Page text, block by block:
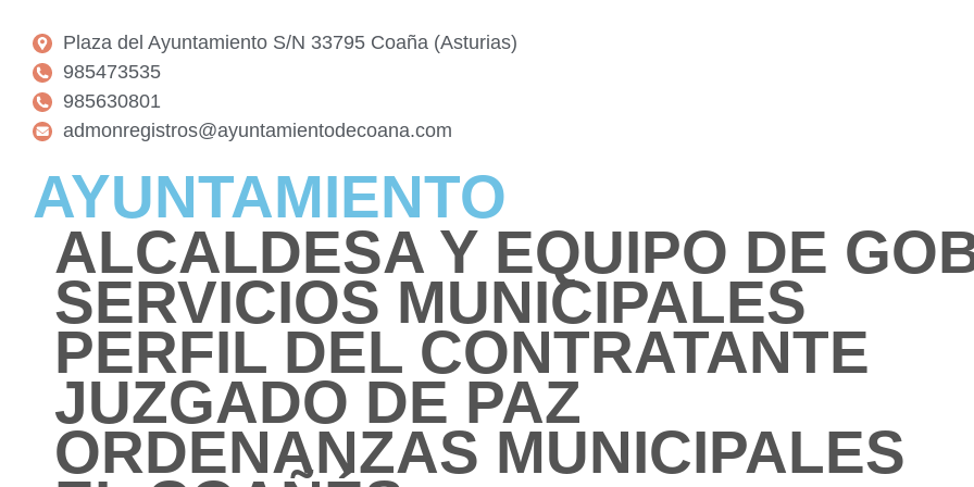
Plaza del Ayuntamiento S/N 33795 Coaña (Asturias)
985473535
985630801
admonregistros@ayuntamientodecoana.com
AYUNTAMIENTO
ALCALDESA Y EQUIPO DE
SERVICIOS MUNICIPALES
PERFIL DEL CONTRATANTE
JUZGADO DE PAZ
ORDENANZAS MUNICIPALES